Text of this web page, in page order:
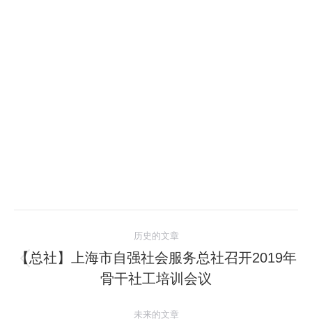
章
历史的文章
历
史
【总社】上海市自强社会服务总社召开2019年
骨干社工培训会议
未来的文章